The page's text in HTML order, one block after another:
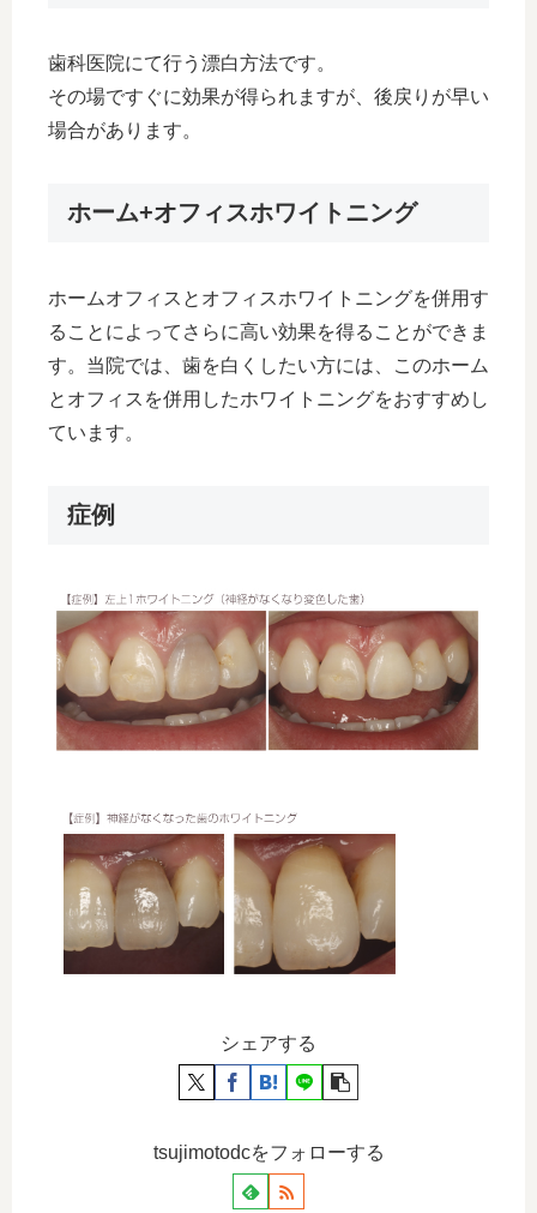
歯科医院にて行う漂白方法です。
その場ですぐに効果が得られますが、後戻りが早い
場合があります。
ホーム+オフィスホワイトニング
ホームオフィスとオフィスホワイトニングを併用す
ることによってさらに高い効果を得ることができま
す。当院では、歯を白くしたい方には、このホーム
とオフィスを併用したホワイトニングをおすすめし
ています。
症例
シェアする
tsujimotodcをフォローする